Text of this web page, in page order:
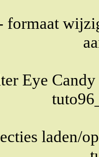
formaat
Eye
laden/